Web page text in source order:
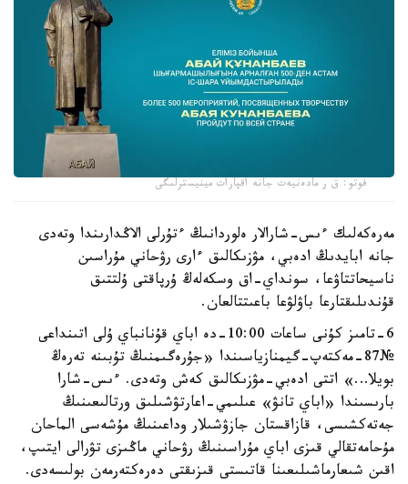
فوتو: ق ر مادەنيەت جانە اقپارات مينيسترلىگى
مەرەكەلىك ءىس-شارالار ەلوردانىڭ ءتۇرلى الاڭدارىندا وتەدى
جانە ابايدىڭ ادەبي، مۋزىكالىق ءارى رۋحاني مۇراسىن
ناسيحاتتاۋعا، سونداي-اق وسكەلەڭ ۇرپاقتى ۇلتتىق
قۇندىلىقتارعا باۋلۋعا باعىتتالعان.
6-تامىز كۇنى ساعات 10:00-دە اباي قۇنانباي ۇلى اتىنداعى
№87-مەكتەپ-گيمنازياسىندا «جۇرەگىمنىڭ تۇبىنە تەرەڭ
بويلا…» اتتى ادەبي-مۋزىكالىق كەش وتەدى. ءىس-شارا
بارىسىندا «اباي تانۋ» عىلىمي-اعارتۋشىلىق ورتالىعىنىڭ
جەتەكشىسى، قازاقستان جازۋشىلار وداعىنىڭ مۇشەسى الماحان
مۇحامەتقالي قىزى اباي مۇراسىنىڭ رۋحاني ماڭىزى تۋرالى ايتىپ،
اقىن شىعارماشىلىعىنا قاتىستى قىزىقتى دەرەكتەرمەن بولىسەدى.